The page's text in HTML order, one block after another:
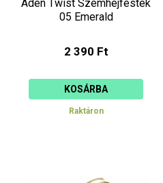
Aden Twist Szemhéjfesték
05 Emerald
2 390 Ft
KOSÁRBA
Raktáron